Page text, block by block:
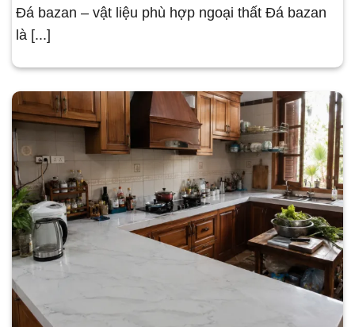
Đá bazan – vật liệu phù hợp ngoại thất Đá bazan
là [...]